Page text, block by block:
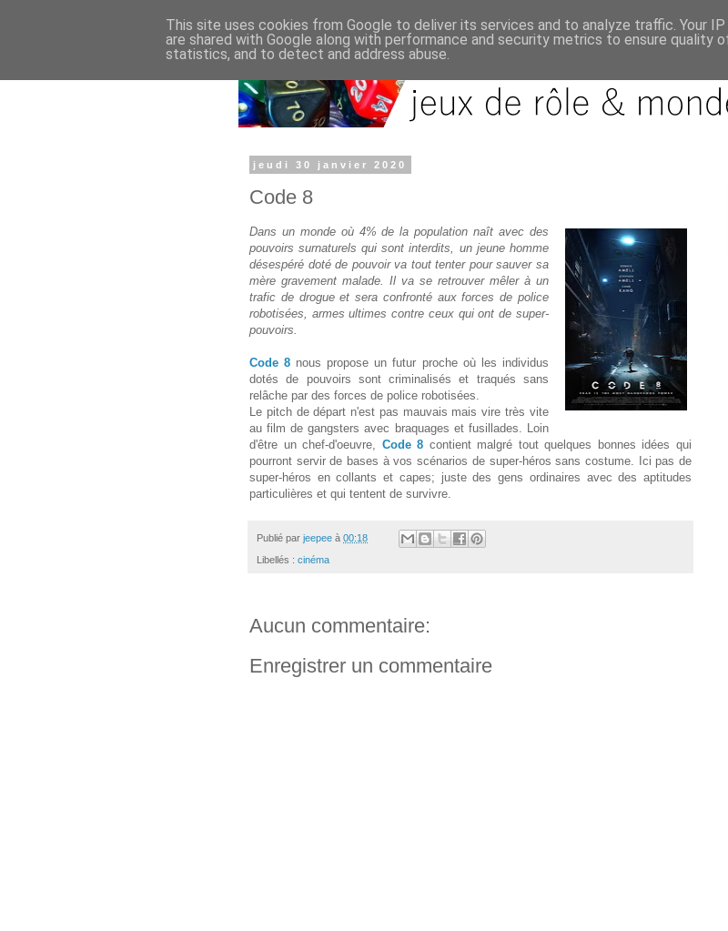
jeudi 30 janvier 2020
Code 8
Dans un monde où 4% de la population naît avec des
pouvoirs surnaturels qui sont interdits, un jeune homme
désespéré doté de pouvoir va tout tenter pour sauver sa
mère gravement malade. Il va se retrouver mêler à un
trafic de drogue et sera confronté aux forces de police
robotisées, armes ultimes contre ceux qui ont de super-
pouvoirs.
Code 8 nous propose un futur proche où les individus
dotés de pouvoirs sont criminalisés et traqués sans
relâche par des forces de police robotisées.
Le pitch de départ n'est pas mauvais mais vire très vite
au film de gangsters avec braquages et fusillades. Loin
d'être un chef-d'oeuvre, Code 8 contient malgré tout quelques bonnes idées qui
pourront servir de bases à vos scénarios de super-héros sans costume. Ici pas de
super-héros en collants et capes; juste des gens ordinaires avec des aptitudes
particulières et qui tentent de survivre.
Publié par jeepee à 00:18
Libellés : cinéma
Aucun commentaire:
Enregistrer un commentaire
This site uses cookies from Google to deliver its services and to analyze traffic. Your
are shared with Google along with performance and security metrics to ensure quality
statistics, and to detect and address abuse.